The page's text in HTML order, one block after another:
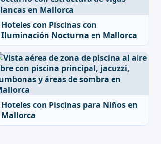
Hoteles con Piscinas con
Iluminación Nocturna en Mallorca
Hoteles con Piscinas para Niños en
Mallorca